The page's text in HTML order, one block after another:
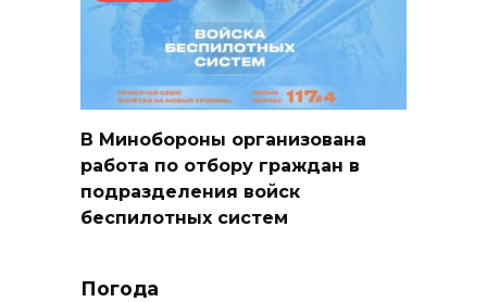
В Минобороны организована
работа по отбору граждан в
подразделения войск
беспилотных систем
Погода